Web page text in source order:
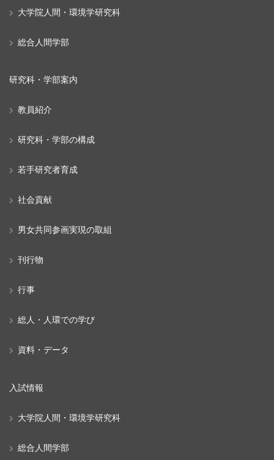
大学院人間・環境学研究科
総合人間学部
研究科・学部案内
教員紹介
研究科・学部の構成
若手研究者育成
社会貢献
男女共同参画実現の取組
刊行物
行事
総人・人環での学び
資料・データ
入試情報
大学院人間・環境学研究科
総合人間学部